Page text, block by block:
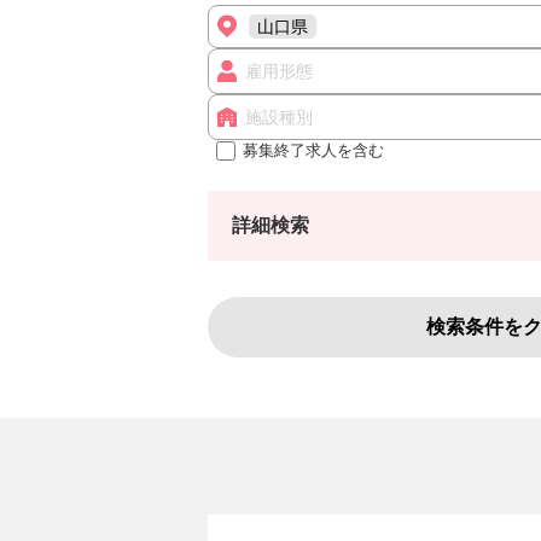
山口県
雇用形態
施設種別
募集終了求人を含む
詳細検索
検索条件を